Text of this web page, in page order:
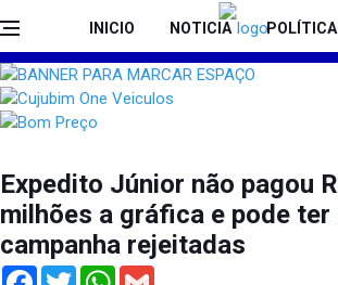
INICIO NOTICIA POLÍTICA
Expedito Júnior não pagou
milhões a gráfica e pode
campanha rejeitadas
Facebook
TwitterWhatsApp